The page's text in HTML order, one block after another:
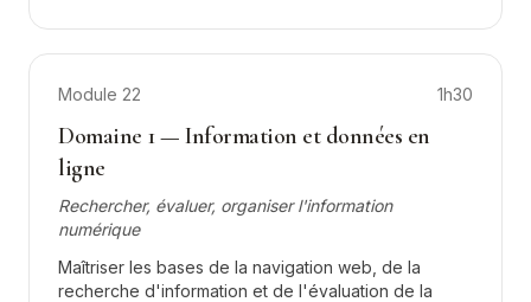
Module 22 1h30
Domaine 1 — Information et données en
ligne
Rechercher, évaluer, organiser l'information
numérique
Maîtriser les bases de la navigation web, de la
recherche d'information et de l'évaluation de la